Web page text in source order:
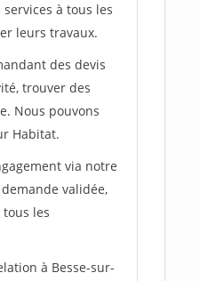
à tous les
leurs travaux.
des devis
trouver des
Nous pouvons
Habitat.
via notre
validée,
les
à Besse-sur-